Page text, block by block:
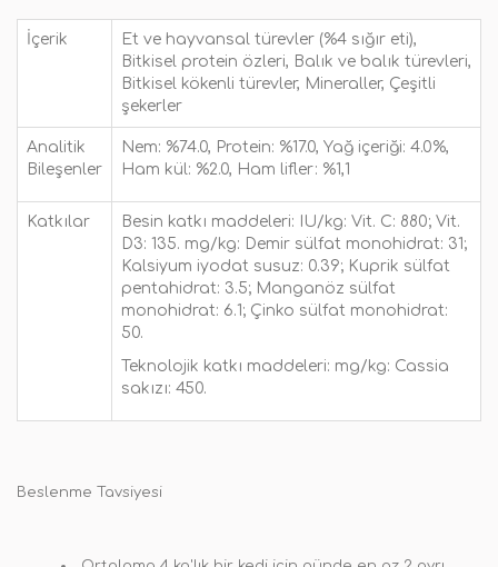
İçerik
Et ve hayvansal türevler (%4 sığır eti),
Bitkisel protein özleri, Balık ve balık türevleri,
Bitkisel kökenli türevler, Mineraller, Çeşitli
şekerler
Analitik
Bileşenler
Nem: %74.0, Protein: %17.0, Yağ içeriği: 4.0%,
Ham kül: %2.0, Ham lifler: %1,1
Katkılar
Besin katkı maddeleri: IU/kg: Vit. C: 880; Vit.
D3: 135. mg/kg: Demir sülfat monohidrat: 31;
Kalsiyum iyodat susuz: 0.39; Kuprik sülfat
pentahidrat: 3.5; Manganöz sülfat
monohidrat: 6.1; Çinko sülfat monohidrat:
50.
Teknolojik katkı maddeleri: mg/kg: Cassia
sakızı: 450.
Beslenme Tavsiyesi